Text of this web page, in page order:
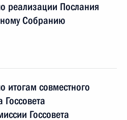
реализации Послания
Собранию
итогам совместного
Госсовета